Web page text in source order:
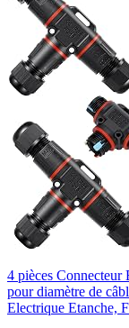
4 pièces Connecteur
pour diamètre de
Electrique Etanche,